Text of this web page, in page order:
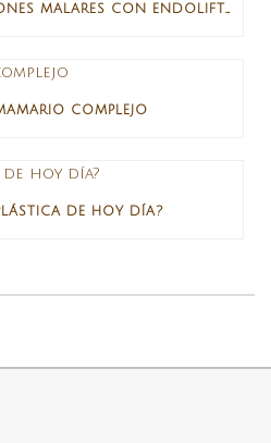
TRATAMIENTO DE FESTONES MALARES CON ENDOLIFTX®: LA SOLUCIÓN MÁS AVANZADA SIN CIRUGÍA
COMPLEJO
DE HOY DÍA?